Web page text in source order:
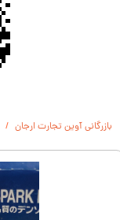
بازرگانی آوین تجارت ارجان